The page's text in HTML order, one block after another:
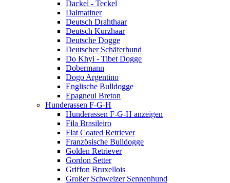
Dackel - Teckel
Dalmatiner
Deutsch Drahthaar
Deutsch Kurzhaar
Deutsche Dogge
Deutscher Schäferhund
Do Khyi - Tibet Dogge
Dobermann
Dogo Argentino
Englische Bulldogge
Epagneul Breton
Hunderassen F-G-H
Hunderassen F-G-H anzeigen
Fila Brasileiro
Flat Coated Retriever
Französische Bulldogge
Golden Retriever
Gordon Setter
Griffon Bruxellois
Großer Schweizer Sennenhund